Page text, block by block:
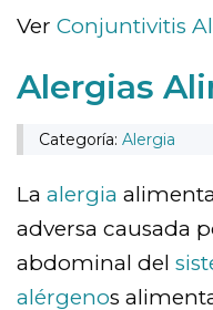
Ver Conjuntivitis
Alergias
Categoría: Alergia
La alergia
adversa causada
abdominal del
alérgenos